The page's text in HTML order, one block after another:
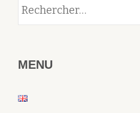
MENU